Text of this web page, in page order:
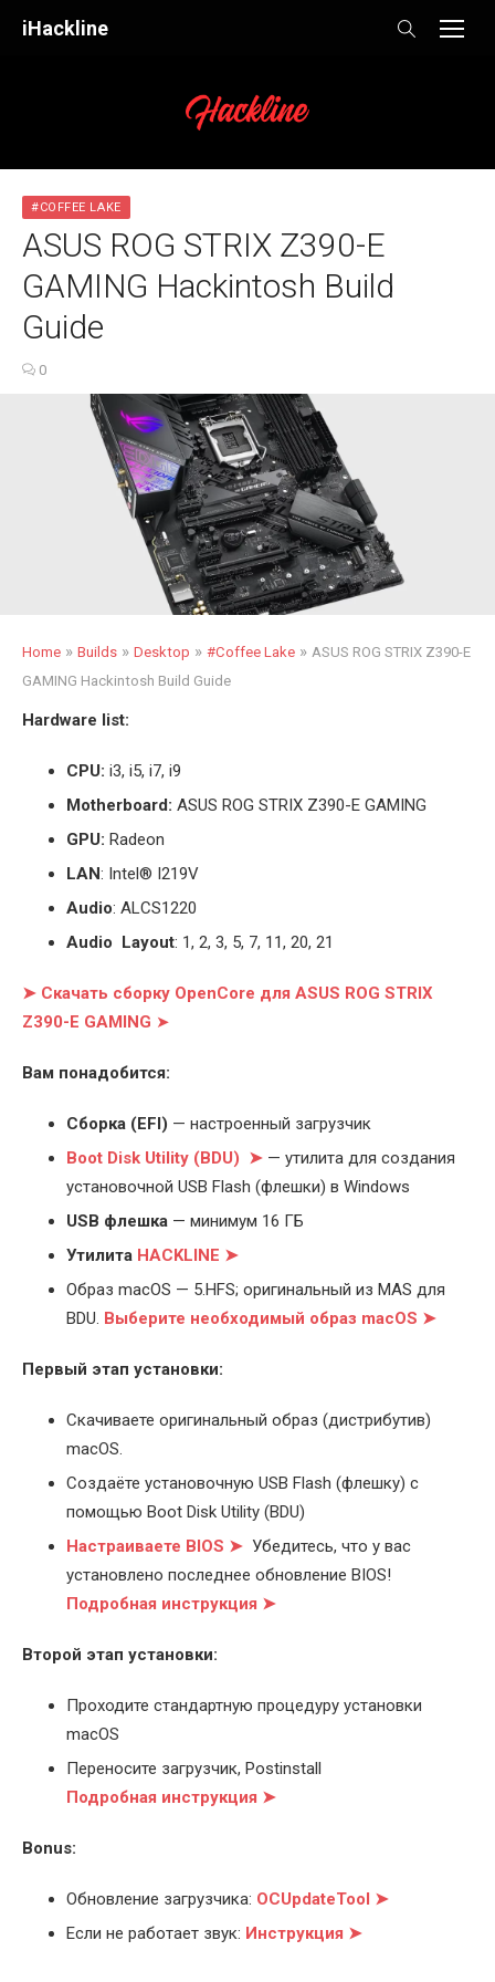
iHackline
#COFFEE LAKE
ASUS ROG STRIX Z390-E
GAMING Hackintosh Build
Guide
0
Home » Builds » Desktop » #Coffee Lake » ASUS ROG STRIX Z390-E
GAMING Hackintosh Build Guide
Hardware list:
CPU: i3, i5, i7, i9
Motherboard: ASUS ROG STRIX Z390-E GAMING
GPU: Radeon
LAN: Intel® I219V
Audio: ALCS1220
Audio Layout: 1, 2, 3, 5, 7, 11, 20, 21
➤ Скачать сборку OpenCore для ASUS ROG STRIX
Z390-E GAMING ➤
Вам понадобится:
Cборка (EFI) — настроенный загрузчик
Boot Disk Utility (BDU) ➤ — утилита для создания
установочной USB Flash (флешки) в Windows
USB флешка — минимум 16 ГБ
Утилита HACKLINE ➤
Образ macOS — 5.HFS; оригинальный из MAS для
BDU. Выберите необходимый образ macOS ➤
Первый этап установки:
Скачиваете оригинальный образ (дистрибутив)
macOS.
Создаёте установочную USB Flash (флешку) с
помощью Boot Disk Utility (BDU)
Настраиваете BIOS ➤ Убедитесь, что у вас
установлено последнее обновление BIOS!
Подробная инструкция ➤
Второй этап установки:
Проходите стандартную процедуру установки
macOS
Переносите загрузчик, Postinstall
Подробная инструкция ➤
Bonus:
Обновление загрузчика: OCUpdateTool ➤
Если не работает звук: Инструкция ➤